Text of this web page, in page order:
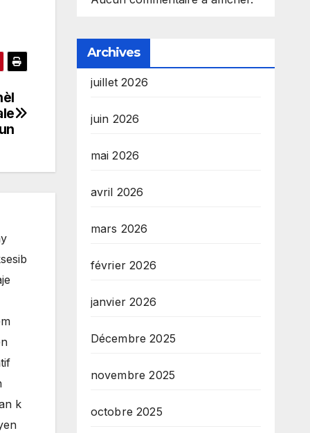
k
Archives
juillet 2026
juin 2026
mai 2026
avril 2026
mars 2026
février 2026
janvier 2026
Décembre 2025
novembre 2025
octobre 2025